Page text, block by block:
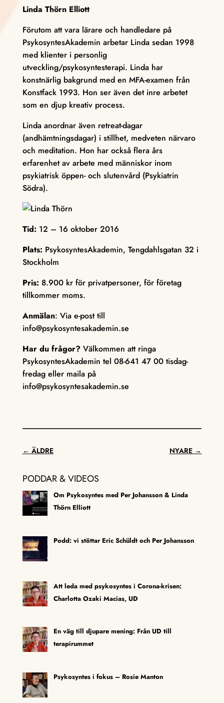
Linda Thörn Elliott
Förutom att vara lärare och handledare på
PsykosyntesAkademin arbetar Linda sedan 1998
med klienter i personlig
utveckling/psykosyntesterapi. Linda har
konstnärlig bakgrund med en MFA-examen från
Konstfack 1993. Hon ser även det inre arbetet
som en djup kreativ process.
Linda anordnar även retreat-dagar
(andhämtningsdagar) i stillhet, medveten närvaro
och meditation. Hon har också flera års
erfarenhet av arbete med människor inom
psykiatrisk öppen- och slutenvård (Psykiatrin
Södra).
Tid: 12 – 16 oktober 2016
Plats: PsykosyntesAkademin, Tengdahlsgatan 32 i
Stockholm
Pris: 8.900 kr för privatpersoner, för företag
tillkommer moms.
Anmälan: Via e-post till
info@psykosyntesakademin.se
Har du frågor?Välkommen att ringa
PsykosyntesAkademin tel 08-641 47 00 tisdag-
fredag eller maila på
info@psykosyntesakademin.se
← ÄLDRE NYARE →
PODDAR & VIDEOS
Om Psykosyntes med Per Johansson & Linda
Thörn Elliott
Podd: vi stöttar Eric Schüldt och Per Johansson
Att leda med psykosyntes i Corona-krisen:
Charlotta Ozaki Macias, UD
En väg till djupare mening: Från UD till
terapirummet
Psykosyntes i fokus – Rosie Manton